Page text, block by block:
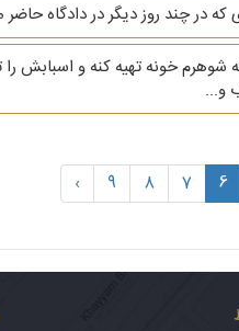
که در چند روز دیگر در دادگاه
شوهرم خونه تهیه کنه و اسبابش
و...
6
7
8
9
›